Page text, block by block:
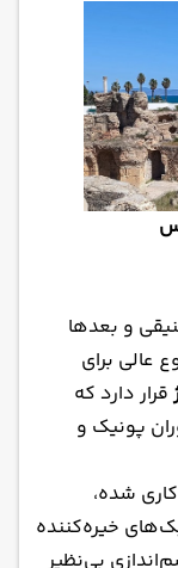
و بعدها
عالی برای
قرار دارد که
پونیک و
شده،
خیره‌کننده
بی‌نظیر